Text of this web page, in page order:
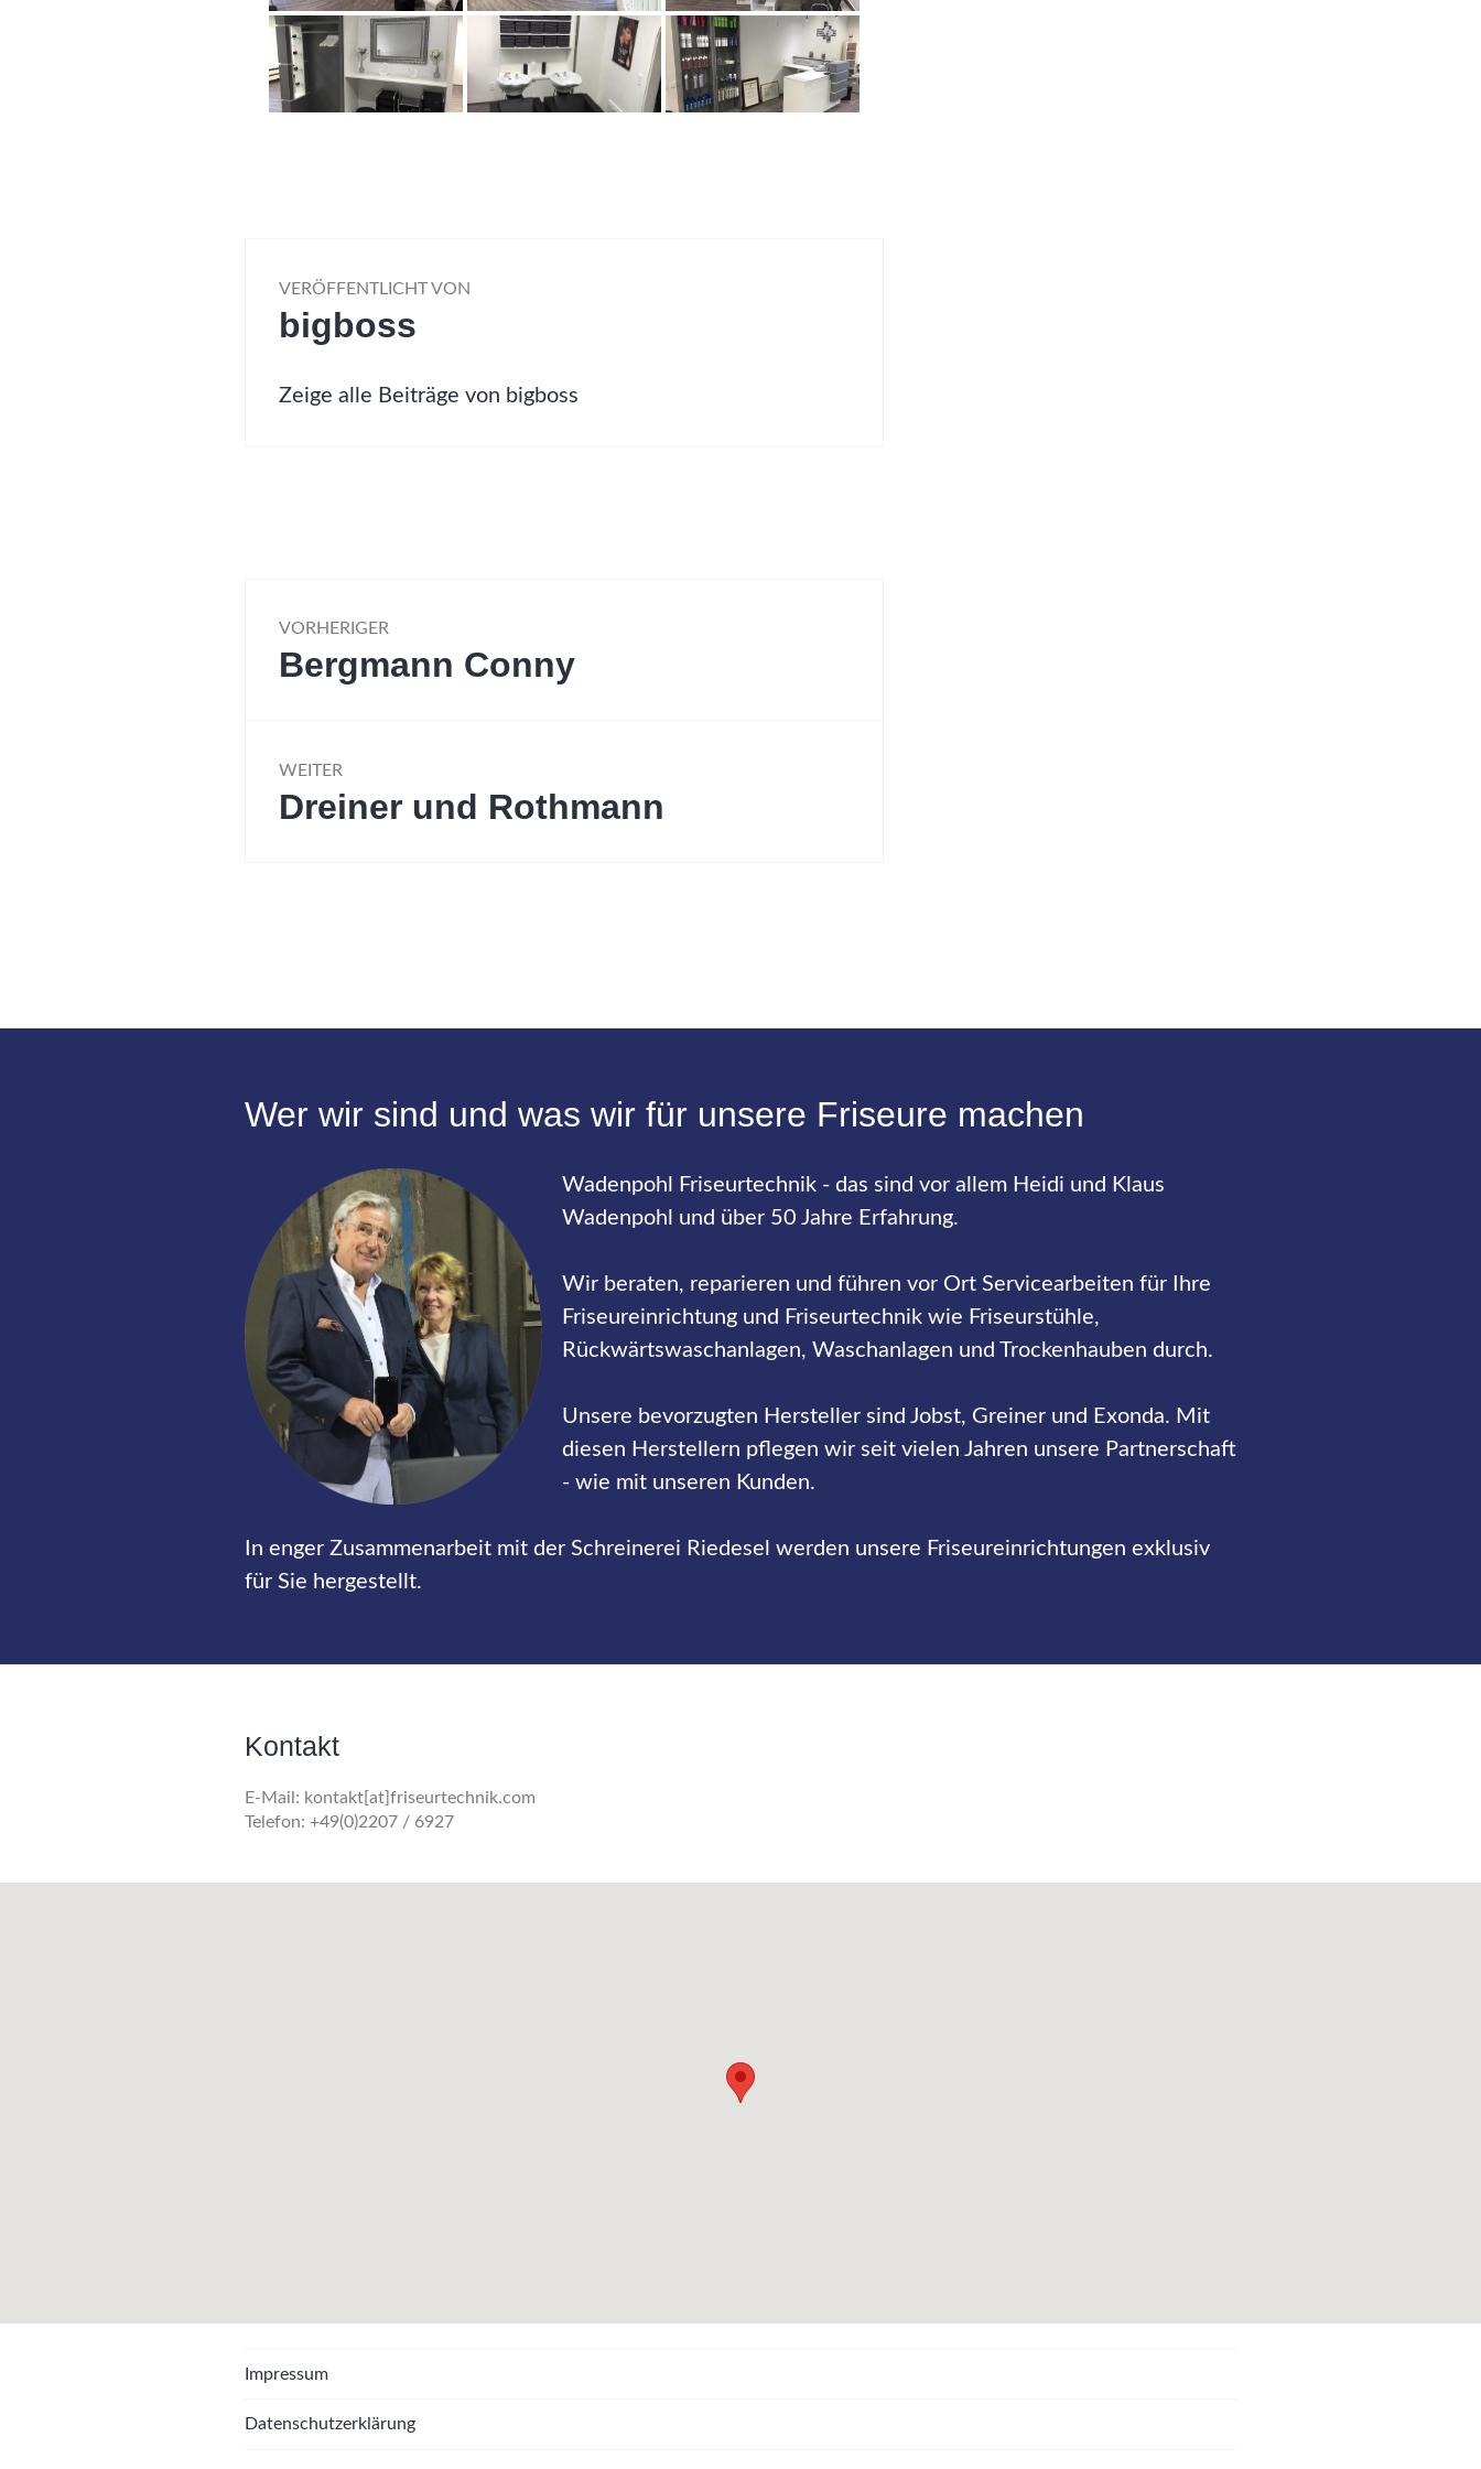
VERÖFFENTLICHT VON
bigboss
Zeige alle Beiträge von bigboss
VORHERIGER
Vorheriger
Bergmann Conny
WEITER
Nächster
Dreiner und Rothmann
Wer wir sind und was wir für unsere Friseure machen
Wadenpohl Friseurtechnik - das sind vor allem Heidi und Klaus
Wadenpohl und über 50 Jahre Erfahrung.
Wir beraten, reparieren und führen vor Ort Servicearbeiten für Ihre
Friseureinrichtung und Friseurtechnik wie Friseurstühle,
Rückwärtswaschanlagen, Waschanlagen und Trockenhauben durch.
Unsere bevorzugten Hersteller sind Jobst, Greiner und Exonda. Mit
diesen Herstellern pflegen wir seit vielen Jahren unsere Partnerschaft
- wie mit unseren Kunden.
In enger Zusammenarbeit mit der Schreinerei Riedesel werden unsere Friseureinrichtungen exklusiv
für Sie hergestellt.
Kontakt
E-Mail: kontakt[at]friseurtechnik.com
Telefon: +49(0)2207 / 6927
Impressum
Datenschutzerklärung